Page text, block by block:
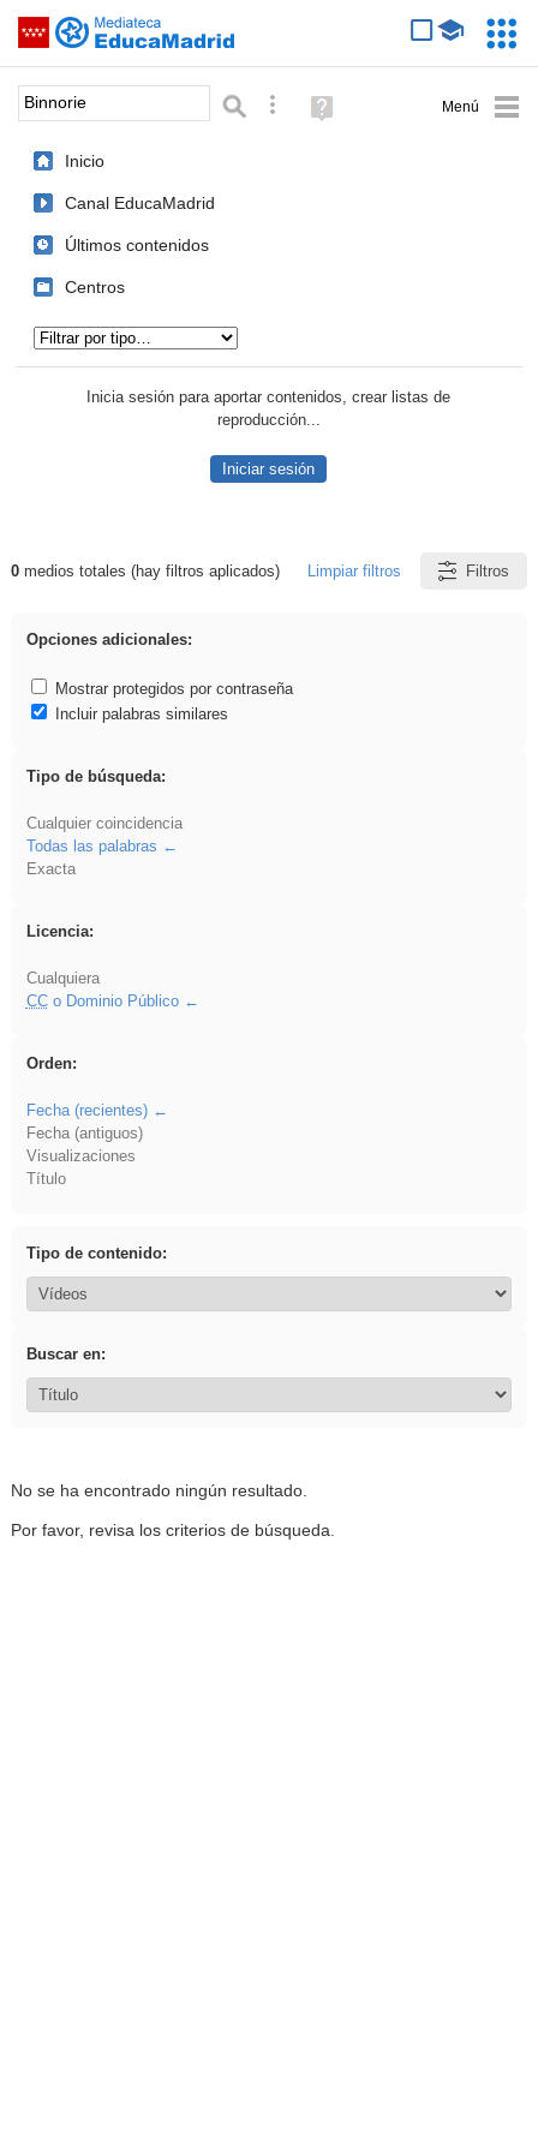
Saltar navegación
Palabra o frase: Búsqueda avanzada
Ayuda
(en
Inicio
Canal EducaMadrid
Últimos contenidos
Centros
Inicia sesión para aportar contenidos, crear listas de
reproducción...
Iniciar sesión
Resultados de: Binnorie
0medios totales (hay filtros aplicados) Limpiar filtros Filtros
Opciones adicionales:
Mostrar protegidos por contraseña
Incluir palabras similares
Tipo de búsqueda:
Cualquier coincidencia
Todas las palabras
Exacta
Licencia:
Cualquiera
CCo Dominio Público
Orden:
Fecha (recientes)
Fecha (antiguos)
Visualizaciones
Título
Tipo de contenido:
Buscar en:
No se ha encontrado ningún resultado.
Por favor, revisa los criterios de búsqueda.